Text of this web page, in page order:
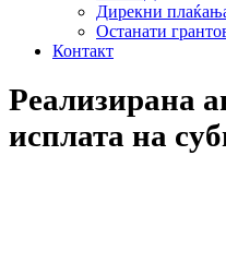
Дирекни
Останати
Контакт
Реализирана
исплата на